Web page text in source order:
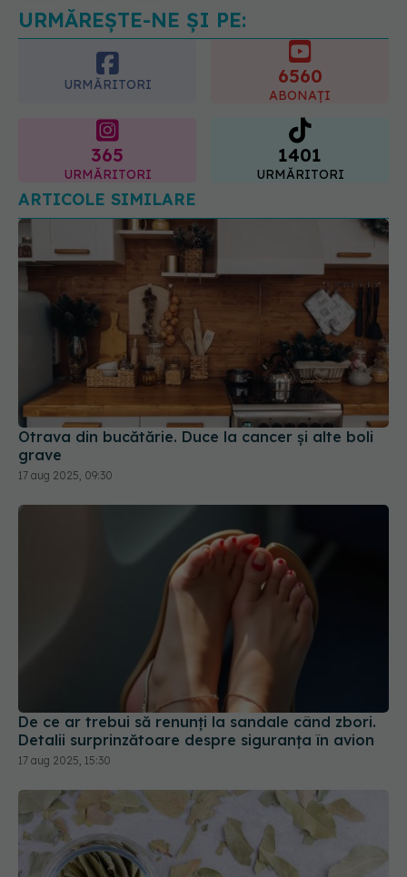
URMĂREȘTE-NE ȘI PE:
URMĂRITORI 6560
ABONAȚI
365
URMĂRITORI
1401
URMĂRITORI
ARTICOLE SIMILARE
Otrava din bucătărie. Duce la cancer și alte boli
grave
17 aug 2025, 09:30
De ce ar trebui să renunți la sandale când zbori.
Detalii surprinzătoare despre siguranța în avion
17 aug 2025, 15:30